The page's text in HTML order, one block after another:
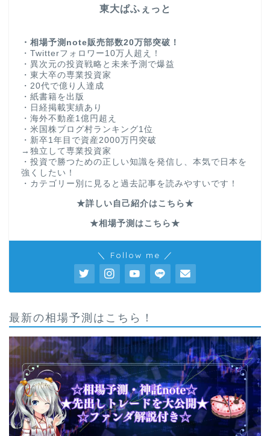
東大ぱふぇっと
・相場予測note販売部数20万部突破！
・Twitterフォロワー10万人超え！
・異次元の投資戦略と未来予測で爆益
・東大卒の専業投資家
・20代で億り人達成
・紙書籍を出版
・日経掲載実績あり
・海外不動産1億円超え
・米国株ブログ村ランキング1位
・新卒1年目で資産2000万円突破
→独立して専業投資家
・投資で勝つための正しい知識を発信し、本気で日本を
強くしたい！
・カテゴリー別に見ると過去記事を読みやすいです！
★詳しい自己紹介はこちら★
★相場予測はこちら★
＼ Follow me ／
最新の相場予測はこちら！